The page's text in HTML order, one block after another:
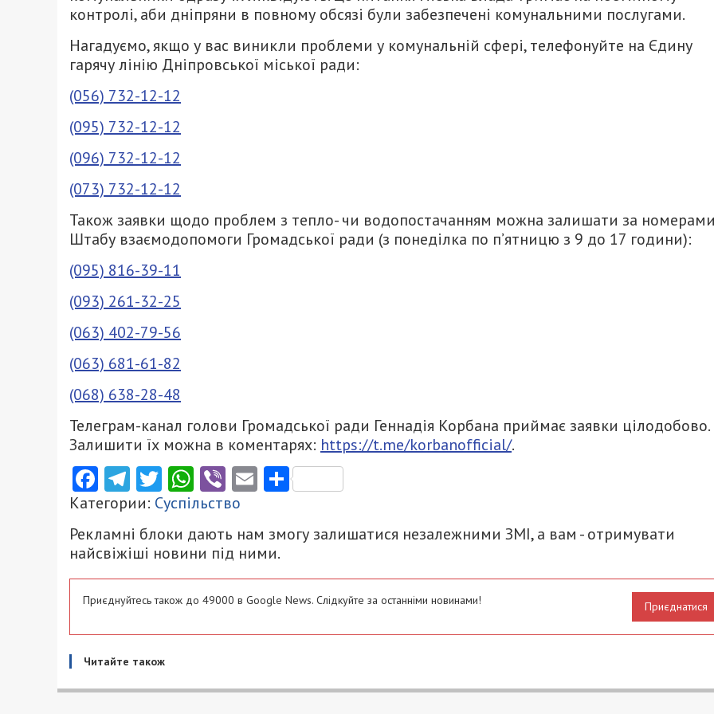
контролі, аби дніпряни в повному обсязі були забезпечені комунальними послугами.
Нагадуємо, якщо у вас виникли проблеми у комунальній сфері, телефонуйте на Єдину
гарячу лінію Дніпровської міської ради:
(056) 732-12-12
(095) 732-12-12
(096) 732-12-12
(073) 732-12-12
Також заявки щодо проблем з тепло- чи водопостачанням можна залишати за
Штабу взаємодопомоги Громадської ради (з понеділка по п’ятницю з 9 до 17 години):
(095) 816-39-11
(093) 261-32-25
(063) 402-79-56
(063) 681-61-82
(068) 638-28-48
Телеграм-канал голови Громадської ради Геннадія Корбана приймає заявки цілодобово.
Залишити їх можна в коментарях: https://t.me/korbanofficial/.
Facebook
Telegram
Twitter
WhatsApp
ViberEmailПоділитися
Категории: Суспільство
Рекламні блоки дають нам змогу залишатися незалежними ЗМІ, а вам - отримувати
найсвіжіші новини під ними.
Приєднуйтесь також до 49000 в Google News. Слідкуйте за останніми новинами! Приєднатися
Читайте також